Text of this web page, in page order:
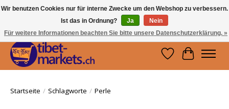
Handwerkskunst vom Dach der Welt.
Holen Sie sich ein Stück Tibet.
Wunschzettel
Ihr
Startseite / Schlagworte / Perle
Wir benutzen Cookies nur für interne Zwecke um den Webshop zu verbessern.
Ist das in Ordnung?
Ja
Nein
Für weitere Informationen beachten Sie bitte unsere Datenschutzerklärung. »